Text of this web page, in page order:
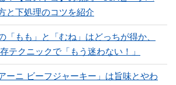
と下処理のコツを紹介
「もも」と「むね」はどっちが得か、
テクニックで「もう迷わない！」
ーニ ビーフジャーキー」は旨味とやわ